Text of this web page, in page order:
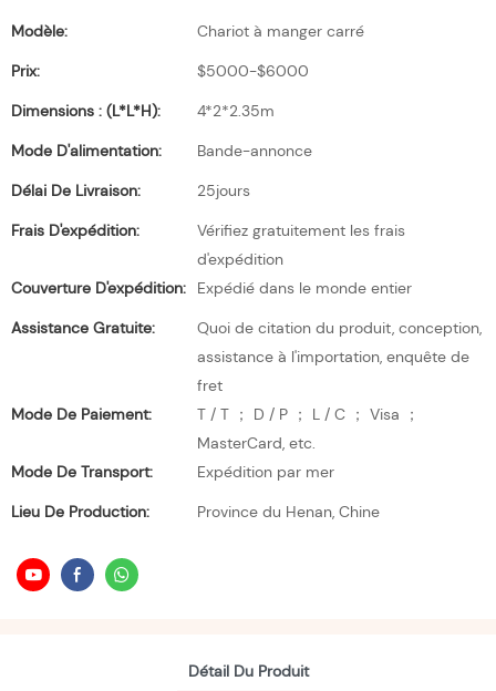
Modèle:
Chariot à manger carré
Prix:
$5000-$6000
Dimensions : (L*l*H):
4*2*2.35m
Mode D'alimentation:
Bande-annonce
Délai De Livraison:
25jours
Frais D'expédition:
Vérifiez gratuitement les frais
d'expédition
Couverture D'expédition:
Expédié dans le monde entier
Assistance Gratuite:
Quoi de citation du produit, conception,
assistance à l'importation, enquête de
fret
Mode De Paiement:
T / T ； D / P ； L / C ； Visa ；
MasterCard, etc.
Mode De Transport:
Expédition par mer
Lieu De Production:
Province du Henan, Chine
Détail Du Produit